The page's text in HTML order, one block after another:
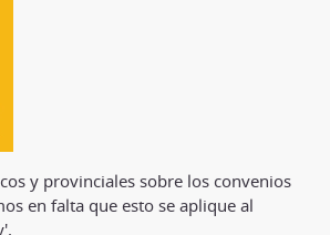
y provinciales sobre los convenios
en falta que esto se aplique al